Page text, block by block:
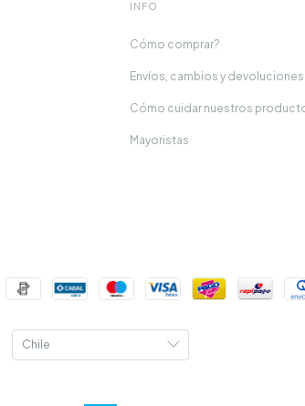
INFO
Cómo comprar?
Envíos, cambios y devoluciones.
Cómo cuidar nuestros
Mayoristas